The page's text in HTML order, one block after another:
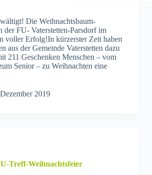
Die Weihnachtsbaum-
der FU- Vaterstetten-Parsdorf im
voller Erfolg!In kürzerster Zeit haben
aus der Gemeinde Vaterstetten dazu
211 Geschenken Menschen – vom
Senior – zu Weihnachten eine
2019
Treff-Weihnachtsfeier